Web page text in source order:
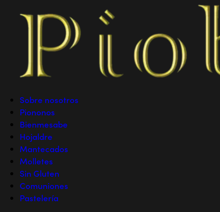
Sobre nosotros
Piononos
Bienmesabe
Hojaldre
Mantecados
Molletes
Sin Gluten
Comuniones
Pastelería